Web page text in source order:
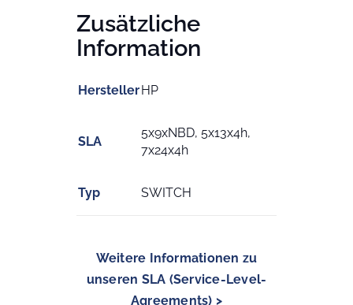
Zusätzliche
Information
HerstellerHP
SLA
5x9xNBD, 5x13x4h,
7x24x4h
Typ SWITCH
Weitere Informationen zu
unseren SLA (Service-Level-
Agreements) >